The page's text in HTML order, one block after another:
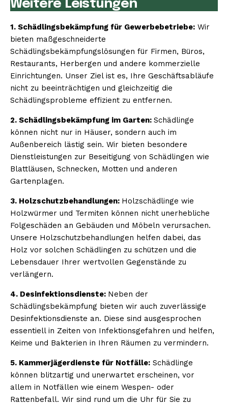
Weitere Leistungen
1. Schädlingsbekämpfung für Gewerbebetriebe: Wir
bieten maßgeschneiderte
Schädlingsbekämpfungslösungen für Firmen, Büros,
Restaurants, Herbergen und andere kommerzielle
Einrichtungen. Unser Ziel ist es, Ihre Geschäftsabläufe
nicht zu beeinträchtigen und gleichzeitig die
Schädlingsprobleme effizient zu entfernen.
2. Schädlingsbekämpfung im Garten: Schädlinge
können nicht nur in Häuser, sondern auch im
Außenbereich lästig sein. Wir bieten besondere
Dienstleistungen zur Beseitigung von Schädlingen wie
Blattläusen, Schnecken, Motten und anderen
Gartenplagen.
3. Holzschutzbehandlungen: Holzschädlinge wie
Holzwürmer und Termiten können nicht unerhebliche
Folgeschäden an Gebäuden und Möbeln verursachen.
Unsere Holzschutzbehandlungen helfen dabei, das
Holz vor solchen Schädlingen zu schützen und die
Lebensdauer Ihrer wertvollen Gegenstände zu
verlängern.
4. Desinfektionsdienste: Neben der
Schädlingsbekämpfung bieten wir auch zuverlässige
Desinfektionsdienste an. Diese sind ausgesprochen
essentiell in Zeiten von Infektionsgefahren und helfen,
Keime und Bakterien in Ihren Räumen zu vermindern.
5. Kammerjägerdienste für Notfälle: Schädlinge
können blitzartig und unerwartet erscheinen, vor
allem in Notfällen wie einem Wespen- oder
Rattenbefall. Wir sind rund um die Uhr für Sie zu